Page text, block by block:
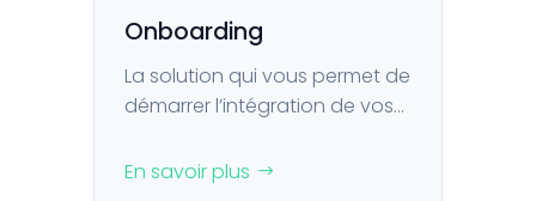
Onboarding
La solution qui vous permet de
démarrer l’intégration de vos
et à distance.
En savoir plus